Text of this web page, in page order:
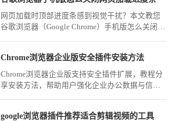
网页加载时顶部进度条感到视觉干扰？本文教您
谷歌浏览器（Google Chrome）手机版怎么关闭网
Chrome浏览器企业版安全插件安装方法
Chrome浏览器企业版支持安全插件扩展，教程分
享安装方法，帮助用户强化企业办公数据与信息
google浏览器插件推荐适合剪辑视频的工具